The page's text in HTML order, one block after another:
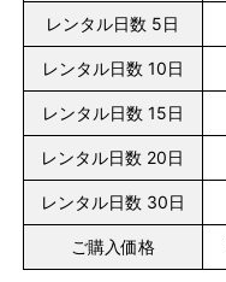
レンタル日数 5日
レンタル日数 10日
レンタル日数 15日
レンタル日数 20日
レンタル日数 30日
ご購入価格